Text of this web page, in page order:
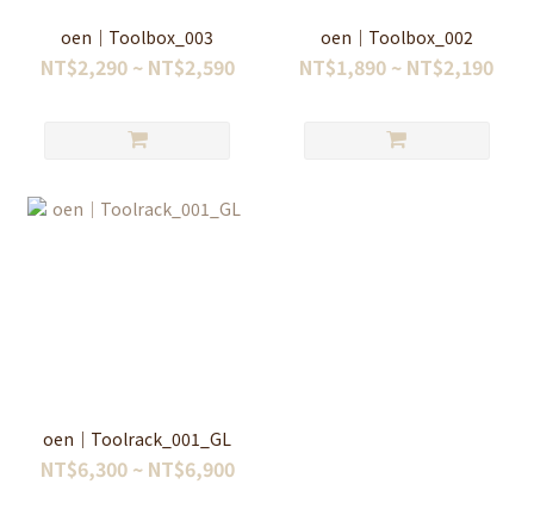
oen｜Toolbox_003
NT$2,290 ~ NT$2,590
oen｜Toolbox_002
NT$1,890 ~ NT$2,190
oen｜Toolrack_001_GL
NT$6,300 ~ NT$6,900